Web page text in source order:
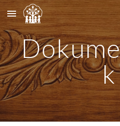
Skip to main content
k